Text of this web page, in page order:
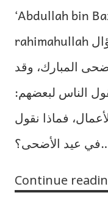
‘Abdullah bin
rahimahullah السؤال: Pertanyaan: يسأل
المبارك، وقد
الناس لبعضهم:
فماذا نقول
Continue